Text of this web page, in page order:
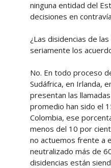
ninguna entidad del
decisiones en
¿Las disidencias de
seriamente los
No. En todo proceso
Sudáfrica, en Irlanda,
presentan las
promedio han sido el
Colombia, ese
menos del 10 por
no actuemos frente a
neutralizado más de
disidencias están